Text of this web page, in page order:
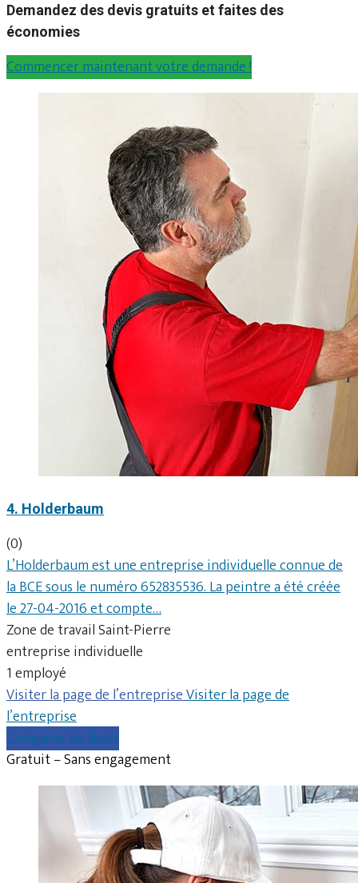
Demandez des devis gratuits et faites des
économies
Commencer maintenant votre demande !
4. Holderbaum
(0)
L’Holderbaum est une entreprise individuelle connue de
la BCE sous le numéro 652835536. La peintre a été créée
le 27-04-2016 et compte…
Zone de travail Saint-Pierre
entreprise individuelle
1 employé
Visiter la page de l’entrepriseVisiter la page de
l’entreprise
Comparer les devis
Gratuit – Sans engagement